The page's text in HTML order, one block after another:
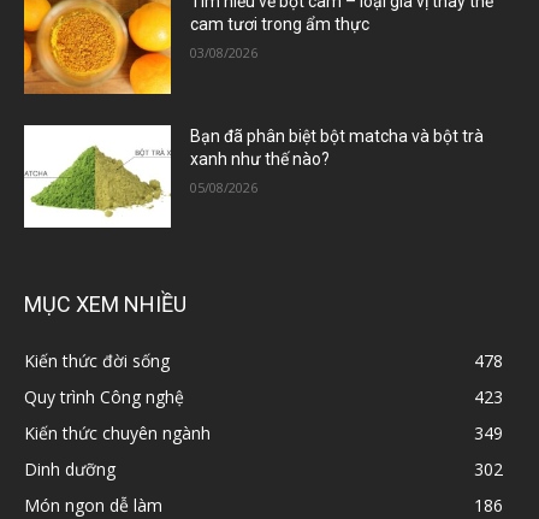
cam tươi trong ẩm thực
03/08/2026
Bạn đã phân biệt bột matcha và bột trà
xanh như thế nào?
05/08/2026
MỤC XEM NHIỀU
Kiến thức đời sống
478
Quy trình Công nghệ
423
Kiến thức chuyên ngành
349
Dinh dưỡng
302
Món ngon dễ làm
186